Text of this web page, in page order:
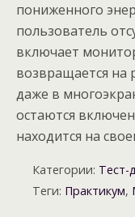
пониженного
пользователь
включает
возвращается на
даже в
остаются
находится на
Категории: Тест-
Теги: Практикум,